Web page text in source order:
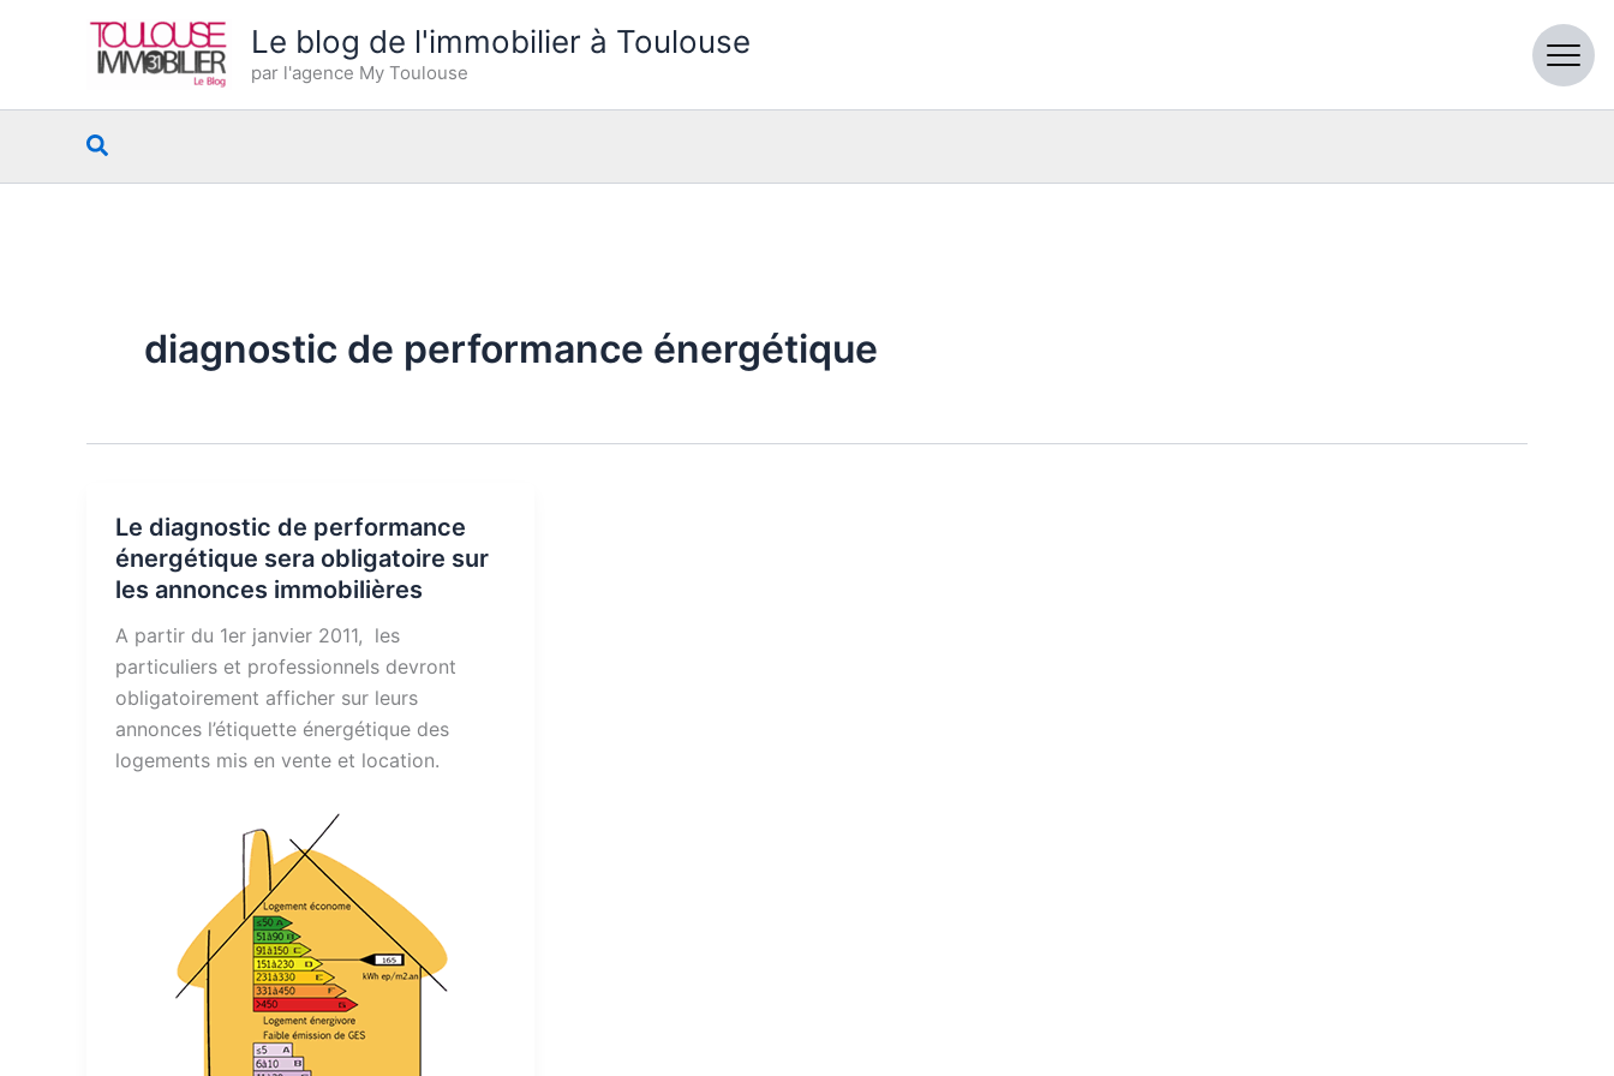
Le blog de l'immobilier à Toulouse
par l'agence My Toulouse
Rechercher
diagnostic de performance énergétique
Le diagnostic de performance
énergétique sera obligatoire sur
les annonces immobilières
A partir du 1er janvier 2011, les
particuliers et professionnels devront
obligatoirement afficher sur leurs
annonces l’étiquette énergétique des
logements mis en vente et location.